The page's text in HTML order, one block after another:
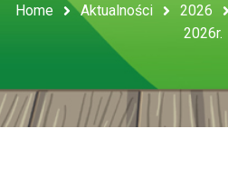
Home Aktualności 2026
2026r.